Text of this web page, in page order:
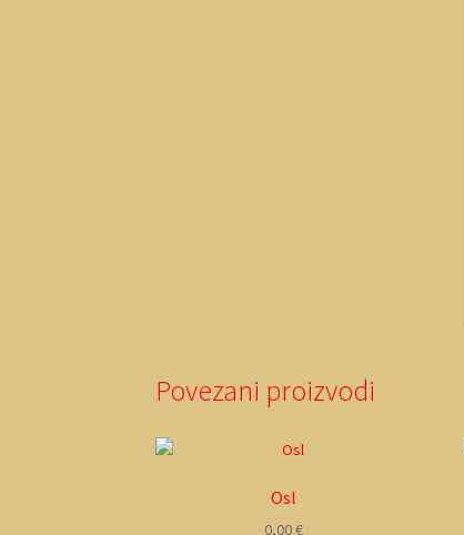
Povezani proizvodi
Osl
0,00€